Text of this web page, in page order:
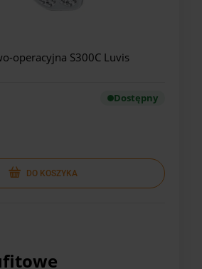
operacyjna S300C Luvis
Dostępny
DO KOSZYKA